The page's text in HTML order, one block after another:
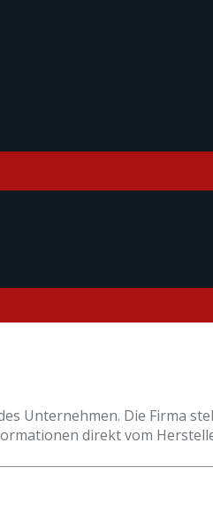
Unternehmen. Die Firma
direkt vom